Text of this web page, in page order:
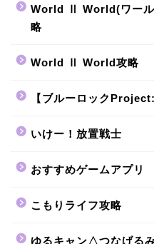
World Ⅱ World(ワール
略
World Ⅱ World攻略
【ブルーロック
いけー！放置戦士
おすすめゲームアプリ
こもりライフ攻略
ゆるキャン△つなげる